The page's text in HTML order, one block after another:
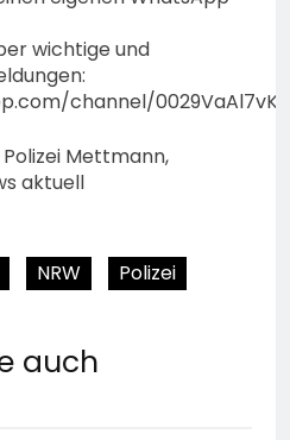
wichtige und
channel/
Mettmann,
aktuell
NRW Polizei
auch